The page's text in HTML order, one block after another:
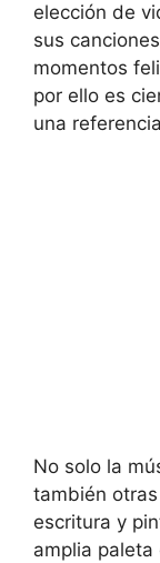
elección de
sus
momentos
por ello es
una
No solo la
también
escritura y
amplia